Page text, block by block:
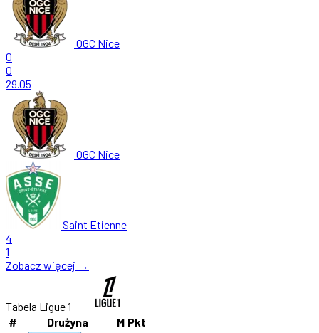
OGC Nice
0
0
29.05
OGC Nice
Saint Etienne
4
1
Zobacz więcej →
Tabela Ligue 1
#
Drużyna M Pkt